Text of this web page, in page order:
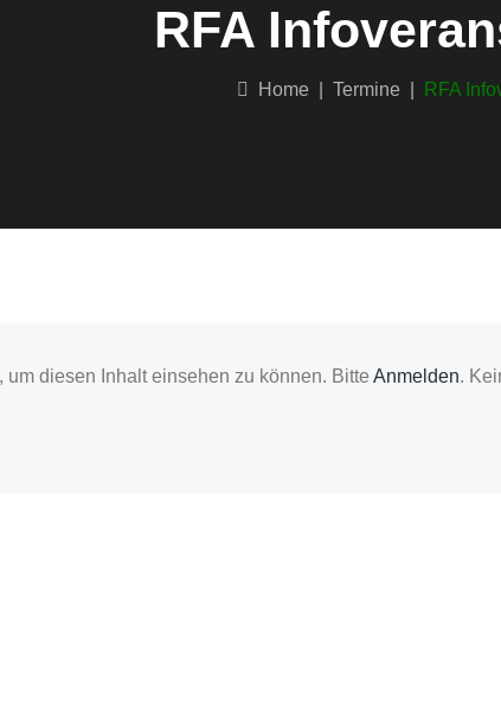
RFA
Home Termine RFA
diesen Inhalt einsehen zu können. Bitte Anmelden.